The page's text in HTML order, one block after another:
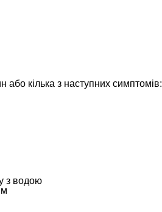
або кілька з наступних симптомів:
з водою